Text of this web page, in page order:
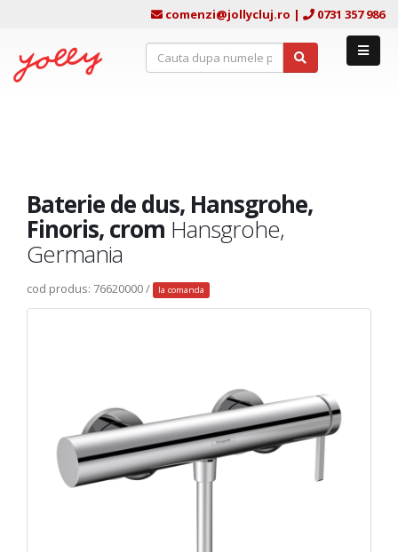
comenzi@jollycluj.ro | 0731 357 986
Baterie de dus, Hansgrohe,
Finoris, crom Hansgrohe,
Germania
cod produs: 76620000 / la comanda